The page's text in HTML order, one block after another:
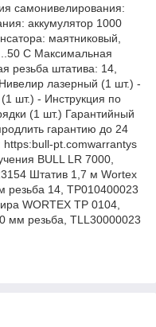
самонивелирования:
аккумулятор 1000
маятниковый,
С Максимальная
резьба штатива: 14,
лазерный (1 шт.) -
шт.) - Инструкция по
(1 шт.) Гарантийный
гарантию до 24
https:bull-pt.comwarrantys
BULL LR 7000,
Штатив 1,7 м Wortex
резьба 14, TP010400023
WORTEX TP 0104,
мм резьба, TLL30000023